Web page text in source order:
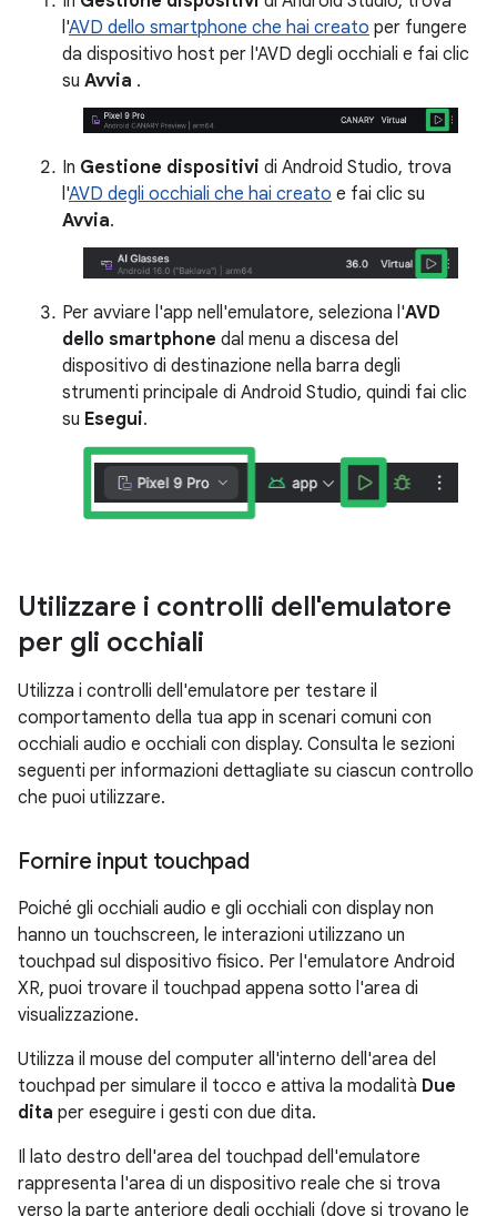
l'AVD dello smartphone che hai creato per fungere
da dispositivo host per l'AVD degli occhiali e fai clic
su Avvia .
In Gestione dispositivi di Android Studio, trova
l'AVD degli occhiali che hai creato e fai clic su
Avvia.
Per avviare l'app nell'emulatore, seleziona l'AVD
dello smartphone dal menu a discesa del
dispositivo di destinazione nella barra degli
strumenti principale di Android Studio, quindi fai clic
su Esegui.
Utilizzare i controlli dell'emulatore
per gli occhiali
Utilizza i controlli dell'emulatore per testare il
comportamento della tua app in scenari comuni con
occhiali audio e occhiali con display. Consulta le sezioni
seguenti per informazioni dettagliate su ciascun controllo
che puoi utilizzare.
Fornire input touchpad
Poiché gli occhiali audio e gli occhiali con display non
hanno un touchscreen, le interazioni utilizzano un
touchpad sul dispositivo fisico. Per l'emulatore Android
XR, puoi trovare il touchpad appena sotto l'area di
visualizzazione.
Utilizza il mouse del computer all'interno dell'area del
touchpad per simulare il tocco e attiva la modalità Due
dita per eseguire i gesti con due dita.
Il lato destro dell'area del touchpad dell'emulatore
rappresenta l'area di un dispositivo reale che si trova
verso la parte anteriore degli occhiali (dove si trovano le